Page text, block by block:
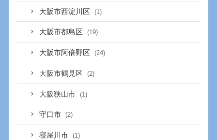
大阪市西淀川区 (1)
大阪市都島区 (19)
大阪市阿倍野区 (24)
大阪市鶴見区 (2)
大阪狭山市 (1)
守口市 (2)
寝屋川市 (1)